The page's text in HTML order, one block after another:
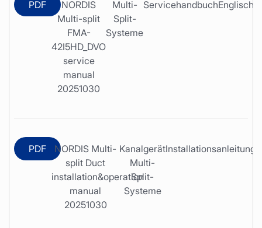
PDF
NORDIS
Multi-split
FMA-
42I5HD_DVO
service
manual
20251030
Multi-
Split-
Systeme
ServicehandbuchEnglisch
PDF
NORDIS Multi-
split Duct
installation&operation
manual
20251030
Kanalgerät
Multi-
Split-
Systeme
Installationsanleitung